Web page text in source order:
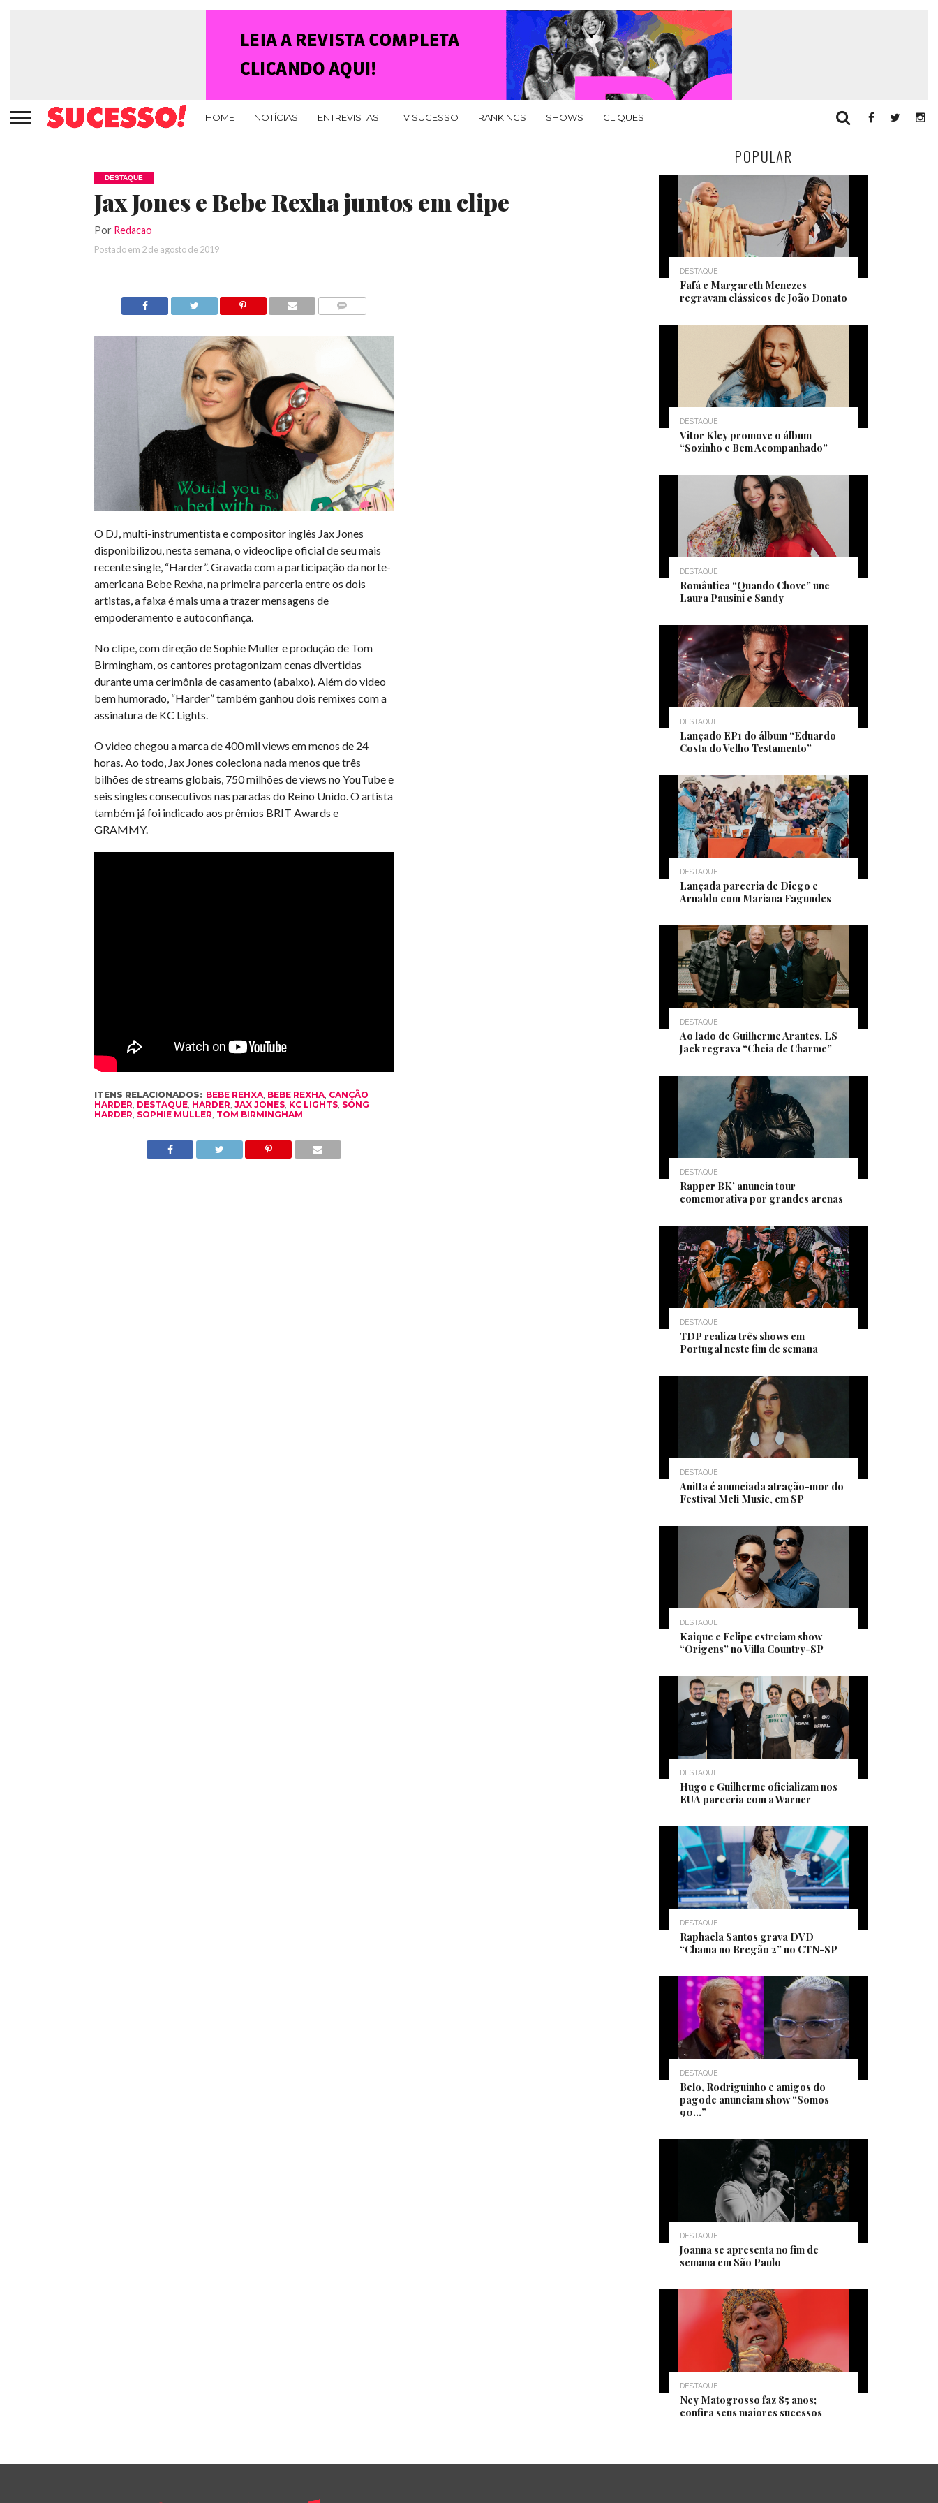
HOME NOTÍCIAS ENTREVISTAS TV SUCESSO RANKINGS SHOWS CLIQUES
DESTAQUE
Jax Jones e Bebe Rexha juntos em clipe
Por Redacao
Postado em 2 de agosto de 2019
O DJ, multi-instrumentista e compositor inglês Jax Jones
disponibilizou, nesta semana, o videoclipe oficial de seu mais
recente single, “Harder”. Gravada com a participação da norte-
americana Bebe Rexha, na primeira parceria entre os dois
artistas, a faixa é mais uma a trazer mensagens de
empoderamento e autoconfiança.
No clipe, com direção de Sophie Muller e produção de Tom
Birmingham, os cantores protagonizam cenas divertidas
durante uma cerimônia de casamento (abaixo). Além do video
bem humorado, “Harder” também ganhou dois remixes com a
assinatura de KC Lights.
O video chegou a marca de 400 mil views em menos de 24
horas. Ao todo, Jax Jones coleciona nada menos que três
bilhões de streams globais, 750 milhões de views no YouTube e
seis singles consecutivos nas paradas do Reino Unido. O artista
também já foi indicado aos prêmios BRIT Awards e
GRAMMY.
ITENS RELACIONADOS: BEBE REHXA, BEBE REXHA, CANÇÃO
HARDER, DESTAQUE, HARDER, JAX JONES, KC LIGHTS, SONG
HARDER, SOPHIE MULLER, TOM BIRMINGHAM
POPULAR
DESTAQUE
Fafá e Margareth Menezes
regravam clássicos de João Donato
DESTAQUE
Vitor Kley promove o álbum
“Sozinho e Bem Acompanhado”
DESTAQUE
Romântica “Quando Chove” une
Laura Pausini e Sandy
DESTAQUE
Lançado EP1 do álbum “Eduardo
Costa do Velho Testamento”
DESTAQUE
Lançada parceria de Diego e
Arnaldo com Mariana Fagundes
DESTAQUE
Ao lado de Guilherme Arantes, LS
Jack regrava “Cheia de Charme”
DESTAQUE
Rapper BK’ anuncia tour
comemorativa por grandes arenas
DESTAQUE
TDP realiza três shows em
Portugal neste fim de semana
DESTAQUE
Anitta é anunciada atração-mor do
Festival Meli Music, em SP
DESTAQUE
Kaique e Felipe estreiam show
“Origens” no Villa Country-SP
DESTAQUE
Hugo e Guilherme oficializam nos
EUA parceria com a Warner
DESTAQUE
Raphaela Santos grava DVD
“Chama no Bregão 2” no CTN-SP
DESTAQUE
Belo, Rodriguinho e amigos do
pagode anunciam show “Somos
90…”
DESTAQUE
Joanna se apresenta no fim de
semana em São Paulo
DESTAQUE
Ney Matogrosso faz 85 anos;
confira seus maiores sucessos